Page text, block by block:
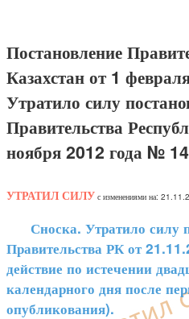
Постановление
Казахстан от 1
Утратило силу
Правительства
ноября 2012 года №
УТРАТИЛ СИЛУ с изменениями на:
Сноска. Утратило силу
Правительства РК от
действие по истечении
календарного дня после
опубликования).